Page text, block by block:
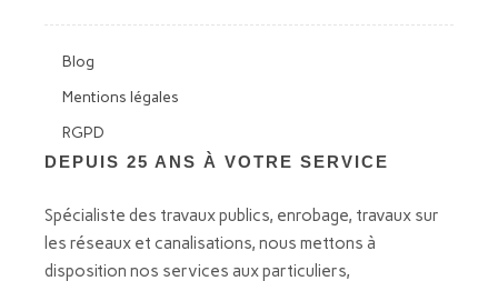
Blog
Mentions légales
RGPD
DEPUIS 25 ANS À VOTRE SERVICE
Spécialiste des travaux publics, enrobage, travaux sur
les réseaux et canalisations, nous mettons à
disposition nos services aux particuliers,